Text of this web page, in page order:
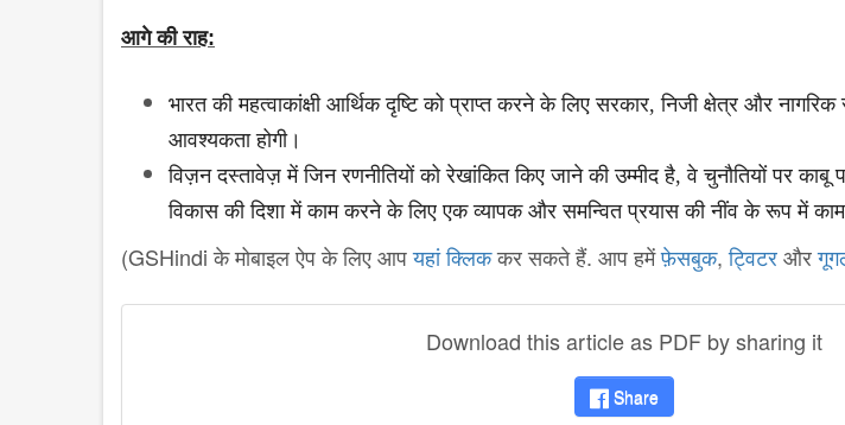
आगेकी राह:
भारत की महत्वाकांक्षी आर्थिक दृष्टि को प्राप्त करने के लिए सरकार, निजी क्षेत्र और नागरिक
आवश्यकता होगी।
विज़न दस्तावेज़ में जिन रणनीतियों को रेखांकित किए जाने की उम्मीद है, वे चुनौतियों पर काबू
विकास की दिशा में काम करने के लिए एक व्यापक और समन्वित प्रयास की नींव के रूप में
(GSHindi के मोबाइल ऐप के लिए आपयहां क्लिककर सकते हैं. आप हमेंफ़ेसबुक,ट्विटरऔर
Download this article as PDF by sharing it
Share